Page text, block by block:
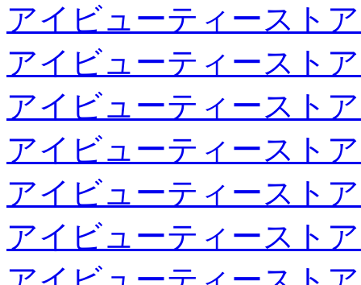
アイビューティースト
アイビューティースト
アイビューティースト
アイビューティースト
アイビューティースト
アイビューティースト